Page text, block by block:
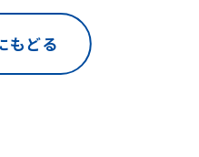
もどる